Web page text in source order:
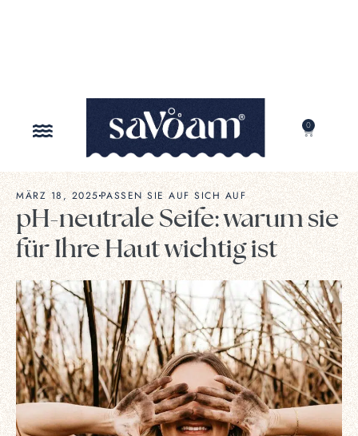
0
MÄRZ 18, 2025PASSEN SIE AUF SICH AUF
pH-neutrale Seife: warum sie
für Ihre Haut wichtig ist